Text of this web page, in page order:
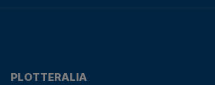
PLOTTERALIA